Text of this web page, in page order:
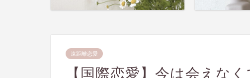
遠距離恋愛
【国際恋愛】今は会えな